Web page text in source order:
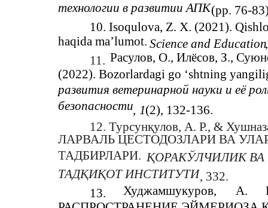
технологии в развитии АПК(pp. 76-
10. Isoqulova, Z. X. (2021).
haqida ma’lumot. Science and Education,
11. Расулов, О., Илёсов, З.,
(2022). Bozorlardagi go ‘shtning
развития ветеринарной науки и её
безопасности, 1(2), 132-136.
12. Турсунқулов, А. Р., &
ЛАРВАЛЬ ЦЕСТОДОЗЛАРИ ВА
ТАДБИРЛАРИ. ҚОРАКЎЛЧИЛИК
ТАДҚИҚОТ ИНСТИТУТИ, 332.
13.
Худжамшукуров, А.